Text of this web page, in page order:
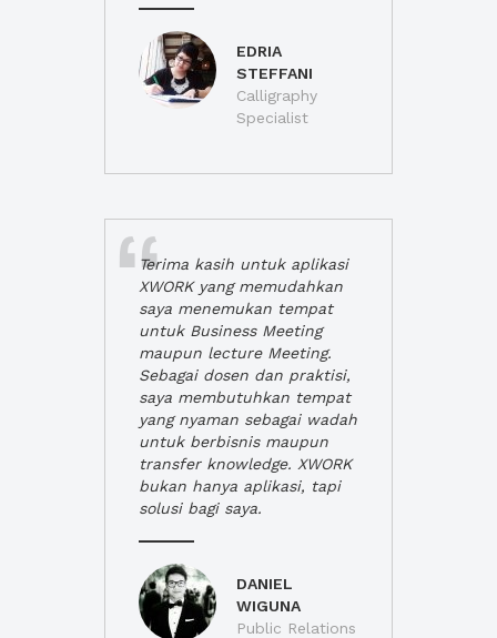
EDRIA
STEFFANI
Calligraphy
Specialist
Terima kasih untuk aplikasi
XWORK yang memudahkan
saya menemukan tempat
untuk Business Meeting
maupun lecture Meeting.
Sebagai dosen dan praktisi,
saya membutuhkan tempat
yang nyaman sebagai wadah
untuk berbisnis maupun
transfer knowledge. XWORK
bukan hanya aplikasi, tapi
solusi bagi saya.
DANIEL
WIGUNA
Public Relations